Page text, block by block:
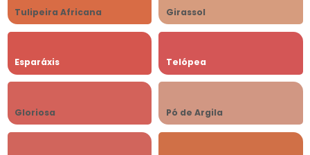
Tulipeira Africana Girassol
Esparáxis Telópea
Gloriosa Pó de Argila